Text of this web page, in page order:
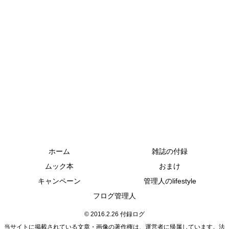
ホーム
雑誌の付録
ムック本
おまけ
キャンペーン
管理人のlifestyle
フログ管理人
© 2016.2.26 付録ログ
当サイトに掲載されている文章・画像の著作権は、運営者に帰属しています。法